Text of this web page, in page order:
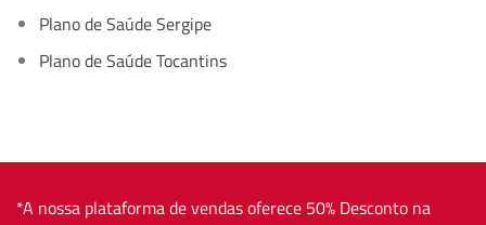
Plano de Saúde Sergipe
Plano de Saúde Tocantins
*A nossa plataforma de vendas oferece 50% Desconto na